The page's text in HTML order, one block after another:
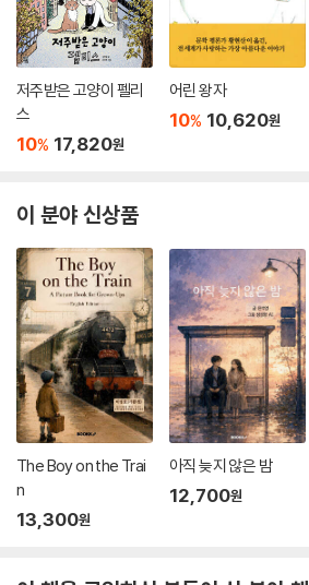
저주받은 고양이 펠리
스
10% 17,820원
어린 왕자
10% 10,620원
이 분야 신상품
The Boy on the Trai
n
13,300원
아직 늦지 않은 밤
12,700원